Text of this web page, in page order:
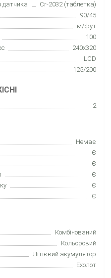
датчика
Cr-2032 (таблетка)
90/45
м/фут
100
240x320
LCD
125/200
2
Немає
Є
Є
Є
Є
Є
Комбінований
Кольоровий
Літієвий акумулятор
Еxолот